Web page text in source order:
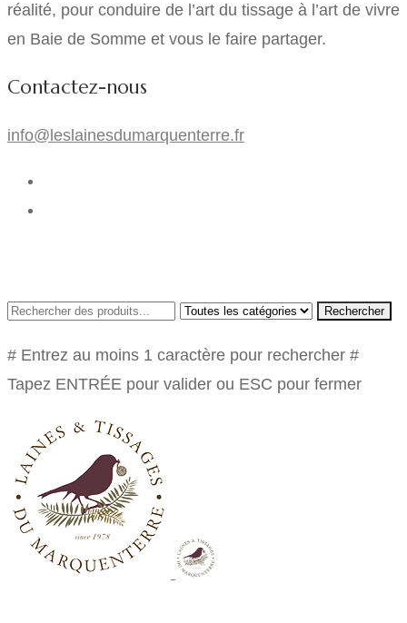
réalité, pour conduire de l’art du tissage à l’art de vivre
en Baie de Somme et vous le faire partager.
Contactez-nous
info@leslainesdumarquenterre.fr
Rechercher
# Entrez au moins 1 caractère pour rechercher #
Tapez ENTRÉE pour valider ou ESC pour fermer